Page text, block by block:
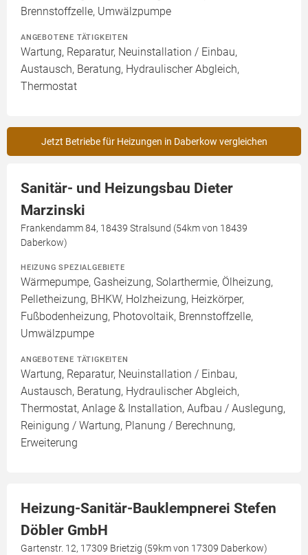
Brennstoffzelle, Umwälzpumpe
ANGEBOTENE TÄTIGKEITEN
Wartung, Reparatur, Neuinstallation / Einbau,
Austausch, Beratung, Hydraulischer Abgleich,
Thermostat
Jetzt Betriebe für Heizungen in Daberkow vergleichen
Sanitär- und Heizungsbau Dieter
Marzinski
Frankendamm 84, 18439 Stralsund (54km von 18439
Daberkow)
HEIZUNG SPEZIALGEBIETE
Wärmepumpe, Gasheizung, Solarthermie, Ölheizung,
Pelletheizung, BHKW, Holzheizung, Heizkörper,
Fußbodenheizung, Photovoltaik, Brennstoffzelle,
Umwälzpumpe
ANGEBOTENE TÄTIGKEITEN
Wartung, Reparatur, Neuinstallation / Einbau,
Austausch, Beratung, Hydraulischer Abgleich,
Thermostat, Anlage & Installation, Aufbau / Auslegung,
Reinigung / Wartung, Planung / Berechnung,
Erweiterung
Heizung-Sanitär-Bauklempnerei Stefen
Döbler GmbH
Gartenstr. 12, 17309 Brietzig (59km von 17309 Daberkow)